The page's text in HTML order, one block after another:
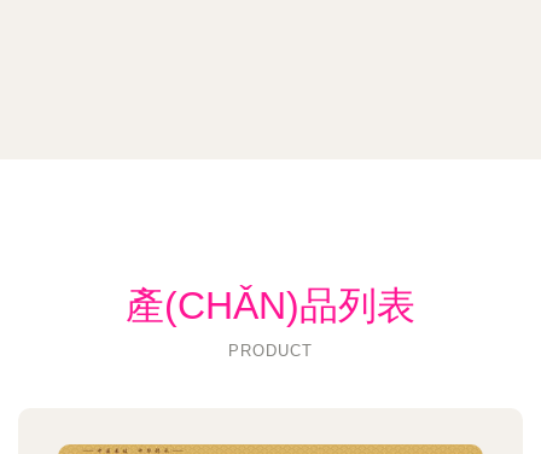
產(CHǍN)品列表
PRODUCT